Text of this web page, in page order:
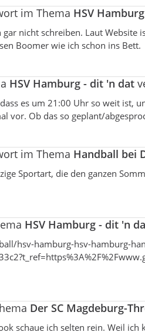
im Thema HSV
nicht schreiben. Laut Website
Boomer wie ich schon ins Bett.
HSV Hamburg - dit 'n dat
es um 21:00 Uhr so weit ist,
vor. Ob das so geplant/
im Thema Handball bei
Sportart, die den ganzen
HSV Hamburg - dit 'n
hsv-hamburg-hsv-hamburg-
Der SC Magdeburg-
schaue ich selten rein. Weil